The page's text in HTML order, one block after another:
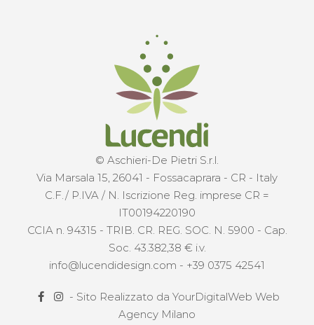
© Aschieri-De Pietri S.r.l.
Via Marsala 15, 26041 - Fossacaprara - CR - Italy
C.F./ P.IVA / N. Iscrizione Reg. imprese CR =
IT00194220190
CCIA n. 94315 - TRIB. CR. REG. SOC. N. 5900 - Cap.
Soc. 43.382,38 € i.v.
info@lucendidesign.com - +39 0375 42541
- Sito Realizzato da YourDigitalWeb Web
Agency Milano